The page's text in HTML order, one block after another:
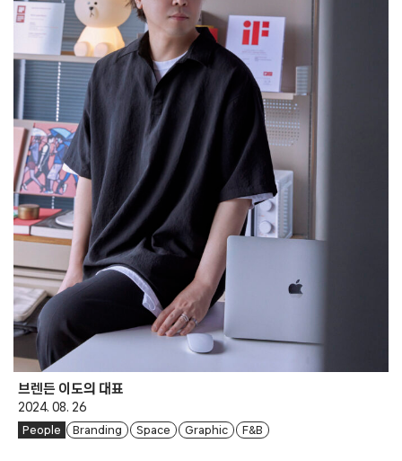
브렌든 이도의 대표
2024. 08. 26
People Branding Space Graphic F&B